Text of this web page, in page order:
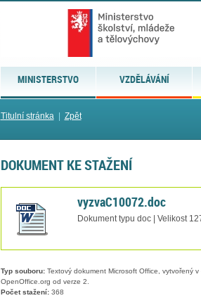
MINISTERSTVO VZDĚLÁVÁNÍ
Titulní stránka| Zpět
DOKUMENT KE STAŽENÍ
vyzvaC10072.doc
Dokument typu doc | Velikost
Typ souboru:Textový dokument Microsoft Office, vytvořený
OpenOffice.org od verze 2.
Počet stažení:368